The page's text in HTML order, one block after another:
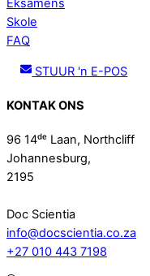
Eksamens
Skole
FAQ
STUUR 'n E-POS
KONTAK ONS
96 14ᵈᵉ Laan, Northcliff
Johannesburg,
2195
Doc Scientia
info@docscientia.co.za
+27 010 443 7198